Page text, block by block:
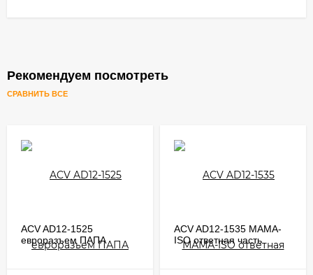
Рекомендуем посмотреть
СРАВНИТЬ ВСЕ
ACV AD12-1525
евроразъем ПАПА
ACV AD12-1535 МАМА-
ISO ответная часть
[провод ISO]